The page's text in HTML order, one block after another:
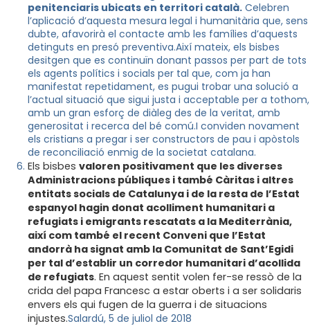
penitenciaris ubicats en territori català. Celebren
l’aplicació d’aquesta mesura legal i humanitària que, sens
dubte, afavorirà el contacte amb les famílies d’aquests
detinguts en presó preventiva.Així mateix, els bisbes
desitgen que es continuïn donant passos per part de tots
els agents polítics i socials per tal que, com ja han
manifestat repetidament, es pugui trobar una solució a
l’actual situació que sigui justa i acceptable per a tothom,
amb un gran esforç de diàleg des de la veritat, amb
generositat i recerca del bé comú.I conviden novament
els cristians a pregar i ser constructors de pau i apòstols
de reconciliació enmig de la societat catalana.
Els bisbes valoren positivament que les diverses
Administracions públiques i també Càritas i altres
entitats socials de Catalunya i de la resta de l’Estat
espanyol hagin donat acolliment humanitari a
refugiats i emigrants rescatats a la Mediterrània,
així com també el recent Conveni que l’Estat
andorrà ha signat amb la Comunitat de Sant’Egidi
per tal d’establir un corredor humanitari d’acollida
de refugiats. En aquest sentit volen fer-se ressò de la
crida del papa Francesc a estar oberts i a ser solidaris
envers els qui fugen de la guerra i de situacions
injustes.Salardú, 5 de juliol de 2018